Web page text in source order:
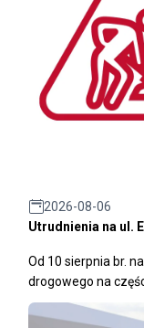
2026-08-06
Utrudnienia na ul.
Od 10 sierpnia br.
drogowego na